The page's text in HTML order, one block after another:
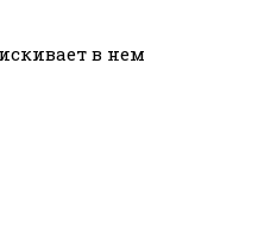
в нем